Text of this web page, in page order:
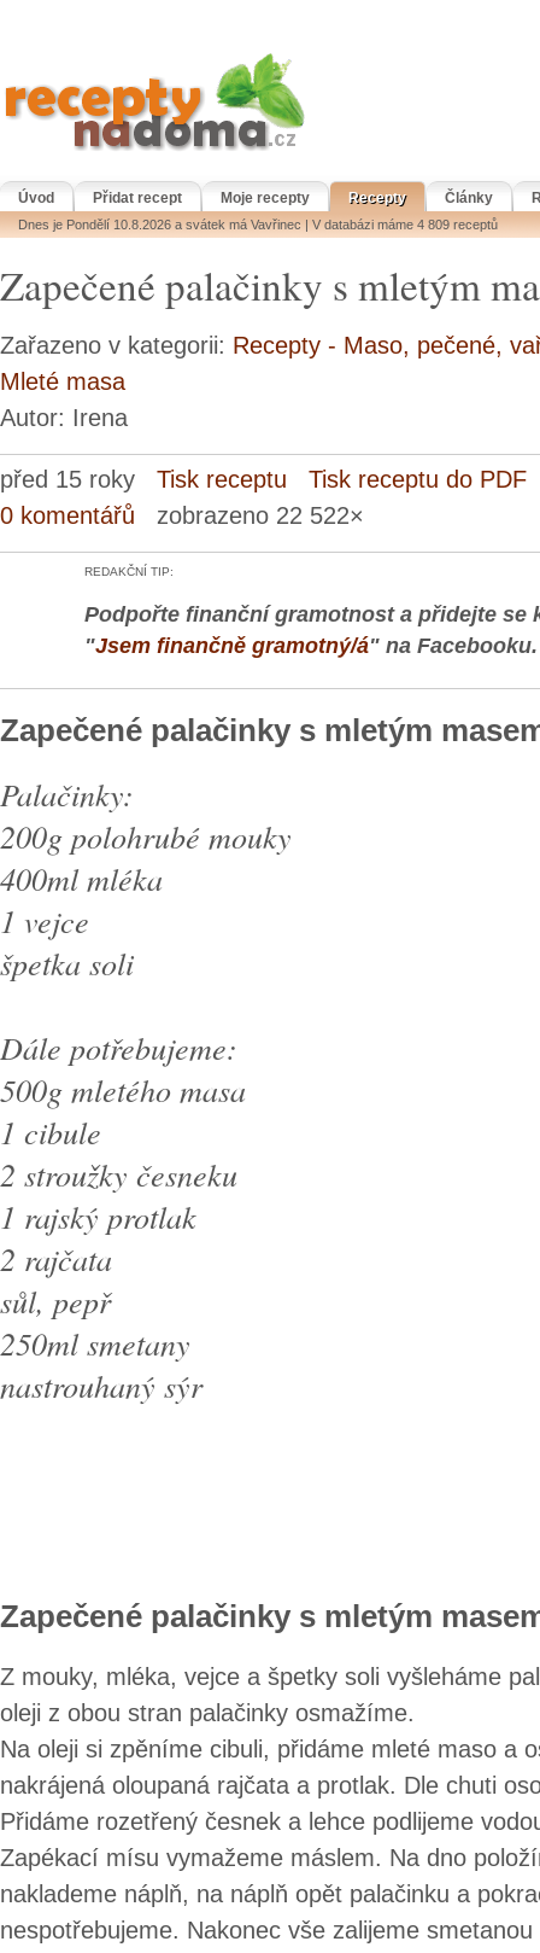
Úvod Přidat recept Moje recepty Recepty Články
Dnes je Pondělí 10.8.2026 a svátek má Vavřinec | V databázi máme 4 809 receptů
Zapečené palačinky s mletým
Zařazeno v kategorii: Recepty - Maso, pečené,
Mleté masa
Autor: Irena
před 15 roky Tisk receptu
Tisk receptu do PDF
0 komentářů zobrazeno 22 522×
REDAKČNÍ TIP:
Podpořte finanční gramotnost a přidejte se
"Jsem finančně gramotný/á" na Facebooku.
Zapečené palačinky s mletým
Palačinky:
200g polohrubé mouky
400ml mléka
1 vejce
špetka soli
Dále potřebujeme:
500g mletého masa
1 cibule
2 stroužky česneku
1 rajský protlak
2 rajčata
sůl, pepř
250ml smetany
nastrouhaný sýr
Zapečené palačinky s mletým
Z mouky, mléka, vejce a špetky soli vyšleháme
oleji z obou stran palačinky osmažíme.
Na oleji si zpěníme cibuli, přidáme mleté maso a
nakrájená oloupaná rajčata a protlak. Dle chuti
Přidáme rozetřený česnek a lehce podlijeme
Zapékací mísu vymažeme máslem. Na dno
naklademe náplň, na náplň opět palačinku a
nespotřebujeme. Nakonec vše zalijeme